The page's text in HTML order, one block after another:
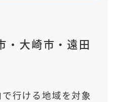
・ 大崎市 ・ 遠田
行ける地域を対象